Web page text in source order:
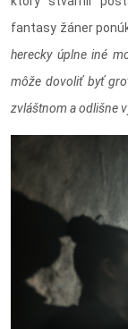
fantasy žáner
herecky úplne iné
môže dovoliť byť
zvláštnom a odlišne